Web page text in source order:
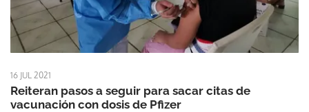
16 JUL 2021
Reiteran pasos a seguir para sacar citas de
vacunación con dosis de Pfizer